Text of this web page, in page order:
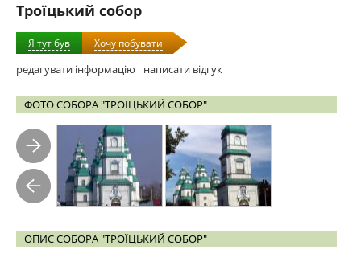
Троїцький собор
Я тут був Хочу побувати
редагувати інформацію написати відгук
ФОТО СОБОРА "ТРОЇЦЬКИЙ СОБОР"
ОПИС СОБОРА "ТРОЇЦЬКИЙ СОБОР"